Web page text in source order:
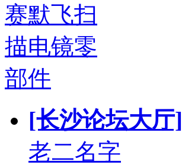
赛默飞扫
描电镜零
部件
[长沙论坛大厅]
老二名字